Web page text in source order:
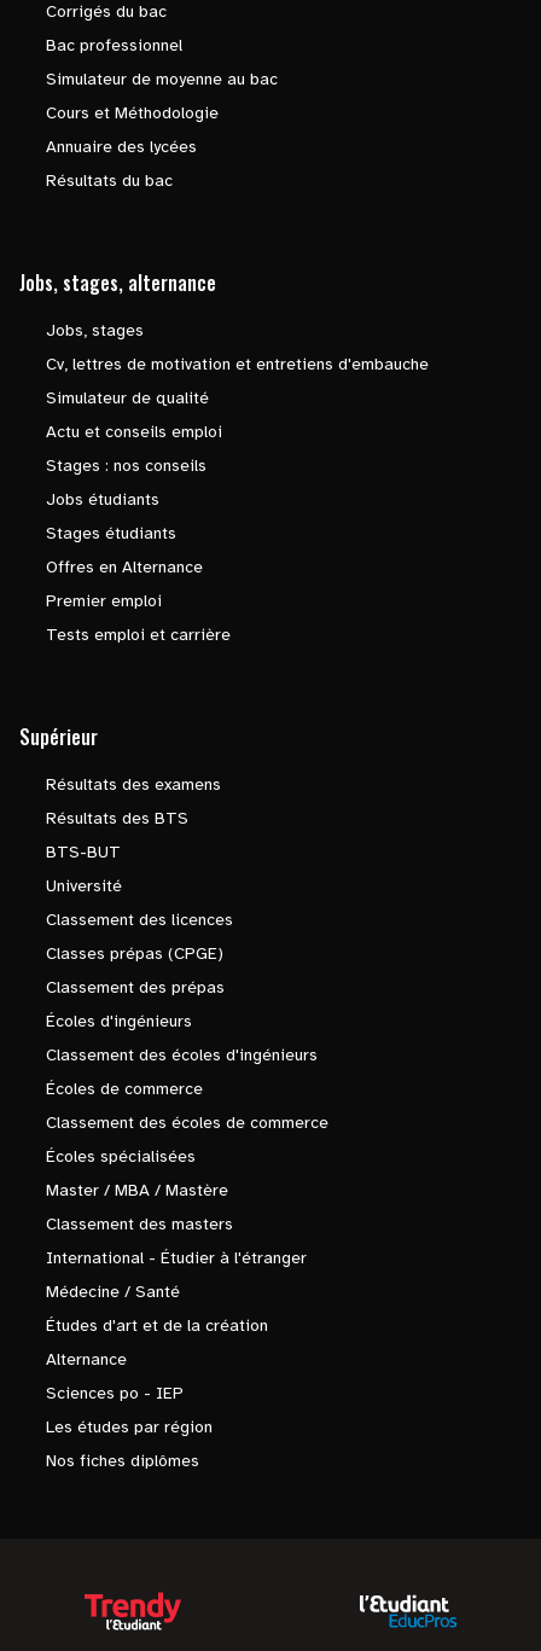
Corrigés du bac
Bac professionnel
Simulateur de moyenne au bac
Cours et Méthodologie
Annuaire des lycées
Résultats du bac
Jobs, stages, alternance
Jobs, stages
Cv, lettres de motivation et entretiens d'embauche
Simulateur de qualité
Actu et conseils emploi
Stages : nos conseils
Jobs étudiants
Stages étudiants
Offres en Alternance
Premier emploi
Tests emploi et carrière
Supérieur
Résultats des examens
Résultats des BTS
BTS-BUT
Université
Classement des licences
Classes prépas (CPGE)
Classement des prépas
Écoles d'ingénieurs
Classement des écoles d'ingénieurs
Écoles de commerce
Classement des écoles de commerce
Écoles spécialisées
Master / MBA / Mastère
Classement des masters
International - Étudier à l'étranger
Médecine / Santé
Études d'art et de la création
Alternance
Sciences po - IEP
Les études par région
Nos fiches diplômes